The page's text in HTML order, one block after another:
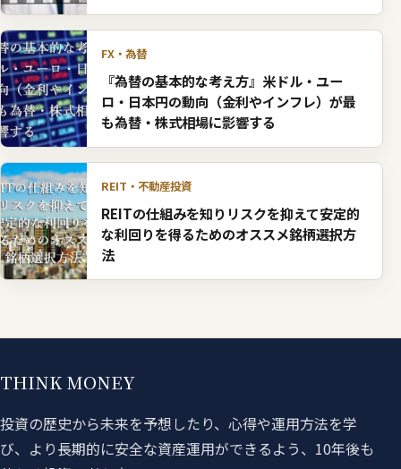
FX・為替
『為替の基本的な考え方』米ドル・ユー
ロ・日本円の動向（金利やインフレ）が最
も為替・株式相場に影響する
REIT・不動産投資
REITの仕組みを知りリスクを抑えて安定的
な利回りを得るためのオススメ銘柄選択方
法
THINK MONEY
投資の歴史から未来を予想したり、心得や運用方法を学
び、より長期的に安全な資産運用ができるよう、10年後も